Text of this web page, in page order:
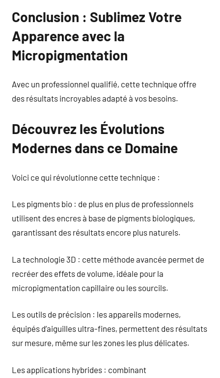
Conclusion : Sublimez Votre
Apparence avec la
Micropigmentation
Avec un professionnel qualifié, cette technique offre
des résultats incroyables adapté à vos besoins.
Découvrez les Évolutions
Modernes dans ce Domaine
Voici ce qui révolutionne cette technique :
Les pigments bio : de plus en plus de professionnels
utilisent des encres à base de pigments biologiques,
garantissant des résultats encore plus naturels.
La technologie 3D : cette méthode avancée permet de
recréer des effets de volume, idéale pour la
micropigmentation capillaire ou les sourcils.
Les outils de précision : les appareils modernes,
équipés d’aiguilles ultra-fines, permettent des résultats
sur mesure, même sur les zones les plus délicates.
Les applications hybrides : combinant